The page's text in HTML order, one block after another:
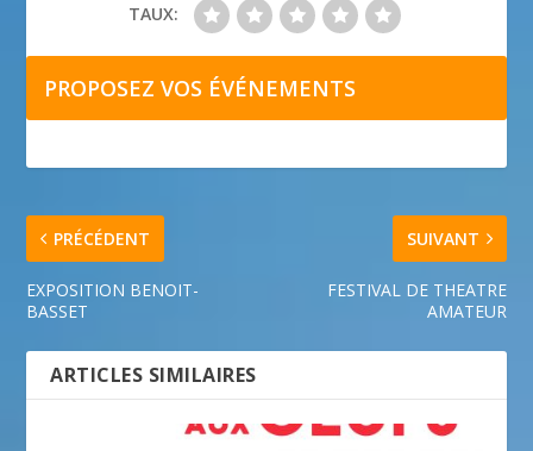
TAUX:
PROPOSEZ VOS ÉVÉNEMENTS
PRÉCÉDENT
EXPOSITION BENOIT-
BASSET
SUIVANT
FESTIVAL DE THEATRE
AMATEUR
ARTICLES SIMILAIRES